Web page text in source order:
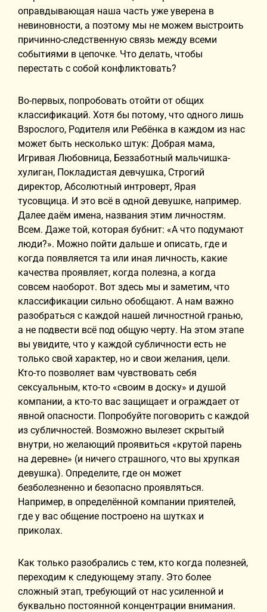
оправдывающая наша часть уже уверена в
невиновности, а поэтому мы не можем выстроить
причинно-следственную связь между всеми
событиями в цепочке. Что делать, чтобы
перестать с собой конфликтовать?
Во-первых, попробовать отойти от общих
классификаций. Хотя бы потому, что одного лишь
Взрослого, Родителя или Ребёнка в каждом из нас
может быть несколько штук: Добрая мама,
Игривая Любовница, Беззаботный мальчишка-
хулиган, Покладистая девчушка, Строгий
директор, Абсолютный интроверт, Ярая
тусовщица. И это всё в одной девушке, например.
Далее даём имена, названия этим личностям.
Всем. Даже той, которая бубнит: «А что подумают
люди?». Можно пойти дальше и описать, где и
когда появляется та или иная личность, какие
качества проявляет, когда полезна, а когда
совсем наоборот. Вот здесь мы и заметим, что
классификации сильно обобщают. А нам важно
разобраться с каждой нашей личностной гранью,
а не подвести всё под общую черту. На этом этапе
вы увидите, что у каждой субличности есть не
только свой характер, но и свои желания, цели.
Кто-то позволяет вам чувствовать себя
сексуальным, кто-то «своим в доску» и душой
компании, а кто-то вас защищает и ограждает от
явной опасности. Попробуйте поговорить с каждой
из субличностей. Возможно вылезет скрытый
внутри, но желающий проявиться «крутой парень
на деревне» (и ничего страшного, что вы хрупкая
девушка). Определите, где он может
безболезненно и безопасно проявляться.
Например, в определённой компании приятелей,
где у вас общение построено на шутках и
приколах.
Как только разобрались с тем, кто когда полезней,
переходим к следующему этапу. Это более
сложный этап, требующий от нас усиленной и
буквально постоянной концентрации внимания.